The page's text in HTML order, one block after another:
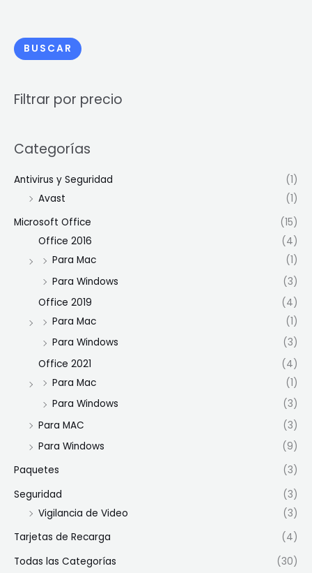
BUSCAR
Filtrar por precio
Categorías
Antivirus y Seguridad
(1)
Avast
(1)
Microsoft Office
(15)
Office 2016
(4)
Para Mac
(1)
Para Windows
(3)
Office 2019
(4)
Para Mac
(1)
Para Windows
(3)
Office 2021
(4)
Para Mac
(1)
Para Windows
(3)
Para MAC
(3)
Para Windows
(9)
Paquetes
(3)
Seguridad
(3)
Vigilancia de Video
(3)
Tarjetas de Recarga
(4)
Todas las Categorías
(30)